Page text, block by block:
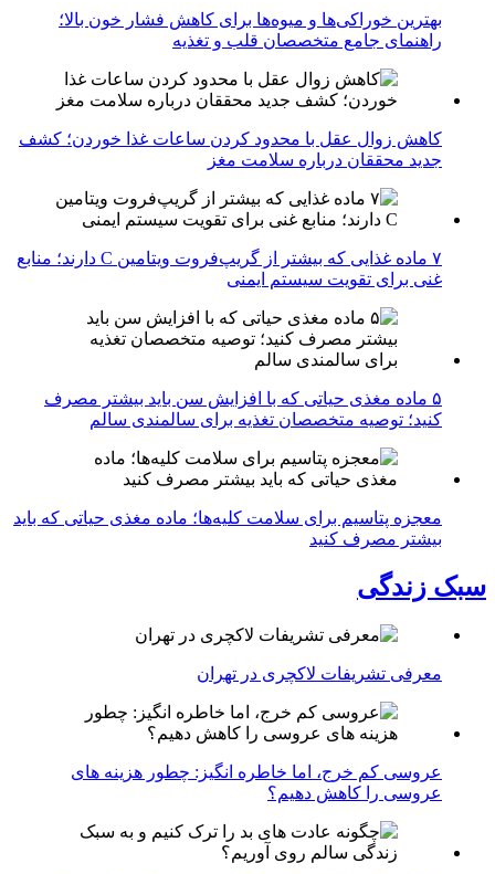
بهترین خوراکی‌ها و میوه‌ها برای کاهش فشار خون بالا؛
راهنمای جامع متخصصان قلب و تغذیه
کاهش زوال عقل با محدود کردن ساعات غذا خوردن؛ کشف
جدید محققان درباره سلامت مغز
۷ ماده غذایی که بیشتر از گریپ‌فروت ویتامین C دارند؛ منابع
غنی برای تقویت سیستم ایمنی
۵ ماده مغذی حیاتی که با افزایش سن باید بیشتر مصرف
کنید؛ توصیه متخصصان تغذیه برای سالمندی سالم
معجزه پتاسیم برای سلامت کلیه‌ها؛ ماده مغذی حیاتی که باید
بیشتر مصرف کنید
سبک زندگی
معرفی تشریفات لاکچری در تهران
عروسی کم خرج، اما خاطره انگیز: چطور هزینه های
عروسی را کاهش دهیم؟